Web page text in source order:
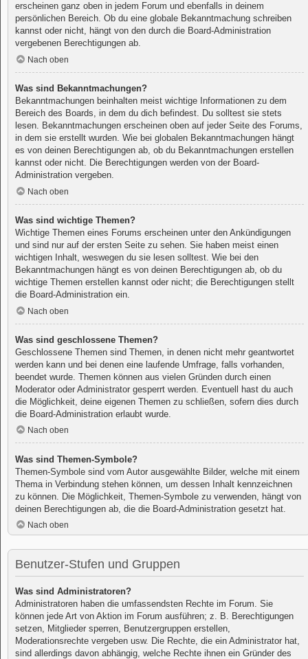
erscheinen ganz oben in jedem Forum und ebenfalls in deinem
persönlichen Bereich. Ob du eine globale Bekanntmachung schreiben
kannst oder nicht, hängt von den durch die Board-Administration
vergebenen Berechtigungen ab.
Nach oben
Was sind Bekanntmachungen?
Bekanntmachungen beinhalten meist wichtige Informationen zu dem
Bereich des Boards, in dem du dich befindest. Du solltest sie stets
lesen. Bekanntmachungen erscheinen oben auf jeder Seite des Forums,
in dem sie erstellt wurden. Wie bei globalen Bekanntmachungen hängt
es von deinen Berechtigungen ab, ob du Bekanntmachungen erstellen
kannst oder nicht. Die Berechtigungen werden von der Board-
Administration vergeben.
Nach oben
Was sind wichtige Themen?
Wichtige Themen eines Forums erscheinen unter den Ankündigungen
und sind nur auf der ersten Seite zu sehen. Sie haben meist einen
wichtigen Inhalt, weswegen du sie lesen solltest. Wie bei den
Bekanntmachungen hängt es von deinen Berechtigungen ab, ob du
wichtige Themen erstellen kannst oder nicht; die Berechtigungen stellt
die Board-Administration ein.
Nach oben
Was sind geschlossene Themen?
Geschlossene Themen sind Themen, in denen nicht mehr geantwortet
werden kann und bei denen eine laufende Umfrage, falls vorhanden,
beendet wurde. Themen können aus vielen Gründen durch einen
Moderator oder Administrator gesperrt werden. Eventuell hast du auch
die Möglichkeit, deine eigenen Themen zu schließen, sofern dies durch
die Board-Administration erlaubt wurde.
Nach oben
Was sind Themen-Symbole?
Themen-Symbole sind vom Autor ausgewählte Bilder, welche mit einem
Thema in Verbindung stehen können, um dessen Inhalt kennzeichnen
zu können. Die Möglichkeit, Themen-Symbole zu verwenden, hängt von
deinen Berechtigungen ab, die die Board-Administration gesetzt hat.
Nach oben
Benutzer-Stufen und Gruppen
Was sind Administratoren?
Administratoren haben die umfassendsten Rechte im Forum. Sie
können jede Art von Aktion im Forum ausführen; z. B. Berechtigungen
setzen, Mitglieder sperren, Benutzergruppen erstellen,
Moderationsrechte vergeben usw. Die Rechte, die ein Administrator hat,
sind allerdings davon abhängig, welche Rechte ihnen ein Gründer des